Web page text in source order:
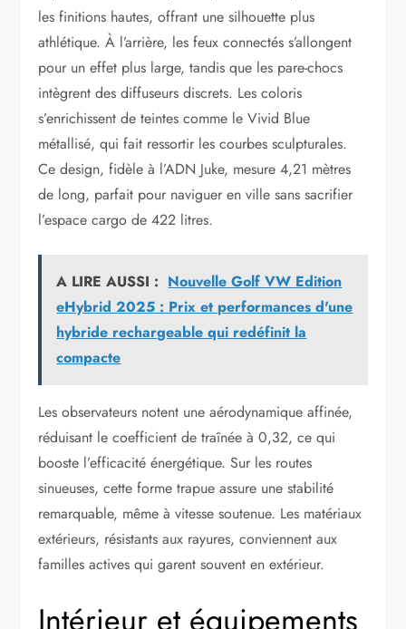
les finitions hautes, offrant une silhouette plus
athlétique. À l’arrière, les feux connectés s’allongent
pour un effet plus large, tandis que les pare-chocs
intègrent des diffuseurs discrets. Les coloris
s’enrichissent de teintes comme le Vivid Blue
métallisé, qui fait ressortir les courbes sculpturales.
Ce design, fidèle à l’ADN Juke, mesure 4,21 mètres
de long, parfait pour naviguer en ville sans sacrifier
l’espace cargo de 422 litres.
A LIRE AUSSI : Nouvelle Golf VW Edition
eHybrid 2025 : Prix et performances d'une
hybride rechargeable qui redéfinit la
compacte
Les observateurs notent une aérodynamique affinée,
réduisant le coefficient de traînée à 0,32, ce qui
booste l’efficacité énergétique. Sur les routes
sinueuses, cette forme trapue assure une stabilité
remarquable, même à vitesse soutenue. Les matériaux
extérieurs, résistants aux rayures, conviennent aux
familles actives qui garent souvent en extérieur.